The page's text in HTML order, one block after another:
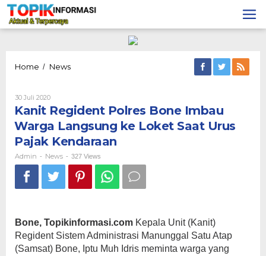
Lewati
konten
Home / NewsKanit
Imbau
Warga
Langsung
ke
Urus
Pajak
30 Juli 2020Oleh
Admin
Kanit Regident Polres Bone Imbau
Warga Langsung ke Loket Saat Urus
Pajak Kendaraan
Admin - News - 327 Views
Bone, Topikinformasi.com Kepala Unit (Kanit)
Regident Sistem Administrasi Manunggal Satu Atap
(Samsat) Bone, Iptu Muh Idris meminta warga yang